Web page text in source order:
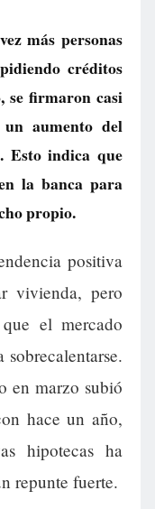
más personas
créditos
se firmaron casi
aumento del
Esto indica que
la banca para
propio.
positiva
vivienda, pero
el mercado
en marzo subió
hace un año,
hipotecas ha
repunte fuerte.